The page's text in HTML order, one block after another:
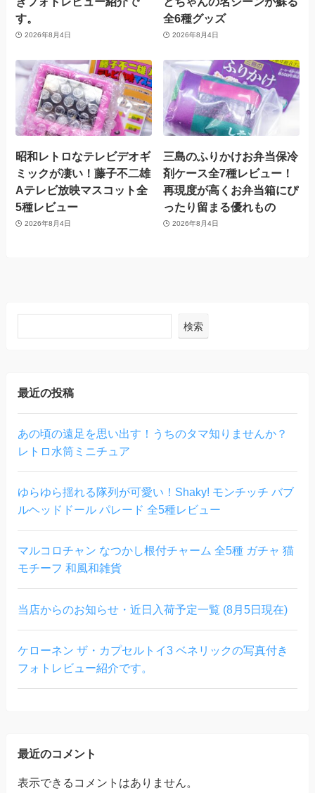
す。
2026年8月4日
全6種グッズ
2026年8月4日
昭和レトロなテレビデオギ
ミックが凄い！藤子不二雄
Aテレビ放映マスコット全
5種レビュー
2026年8月4日
三島のふりかけお弁当保冷
剤ケース全7種レビュー！
再現度が高くお弁当箱にぴ
ったり留まる優れもの
2026年8月4日
検索
最近の投稿
あの頃の遠足を思い出す！うちのタマ知りませんか？
レトロ水筒ミニチュア
ゆらゆら揺れる隊列が可愛い！Shaky! モンチッチ バブ
ルヘッドドール パレード 全5種レビュー
マルコロチャン なつかし根付チャーム 全5種 ガチャ 猫
モチーフ 和風和雑貨
当店からのお知らせ・近日入荷予定一覧 (8月5日現在)
ケローネン ザ・カプセルトイ3 ベネリックの写真付き
フォトレビュー紹介です。
最近のコメント
表示できるコメントはありません。